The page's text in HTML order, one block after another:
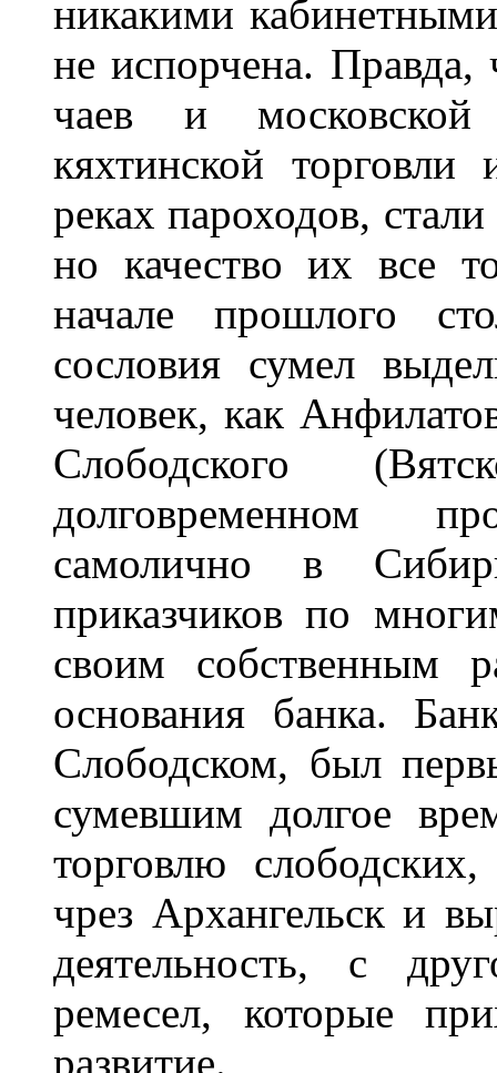
никакими
не испорчена. Правда,
чаев и
кяхтинской
реках пароходов,
но качество их все
начале прошлого
сословия сумел
человек, как
Слободского
долговременном
самолично в
приказчиков по
своим собственным
основания банка.
Слободском, был
сумевшим долгое
торговлю
чрез Архангельск и
деятельность, с
ремесел, которые
развитие.